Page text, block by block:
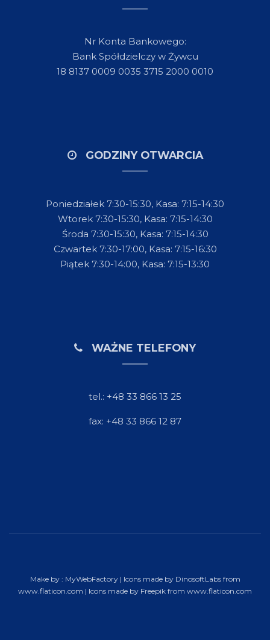
Nr Konta Bankowego:
Bank Spółdzielczy w Żywcu
18 8137 0009 0035 3715 2000 0010
GODZINY OTWARCIA
Poniedziałek 7:30-15:30, Kasa: 7:15-14:30
Wtorek 7:30-15:30, Kasa: 7:15-14:30
Środa 7:30-15:30, Kasa: 7:15-14:30
Czwartek 7:30-17:00, Kasa: 7:15-16:30
Piątek 7:30-14:00, Kasa: 7:15-13:30
WAŻNE TELEFONY
tel.: +48 33 866 13 25
fax: +48 33 866 12 87
Make by : MyWebFactory | Icons made by DinosoftLabsfrom
www.flaticon.com | Icons made by Freepik from www.flaticon.com